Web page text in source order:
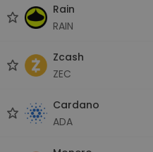
Rain
RAIN
Zcash
ZEC
Cardano
ADA